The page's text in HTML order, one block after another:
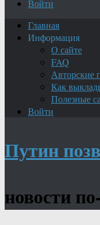
Войти
Главная
Информация
О сайте
FAQ
Авторские
Как
Полезные
Войти
Путин
новости